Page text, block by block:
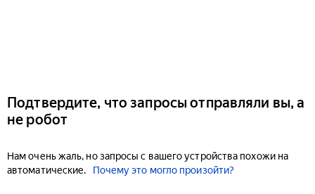
Подтвердите, что запросы отправляли вы, а
не робот
Нам очень жаль, но запросы с вашего устройства похожи на
автоматические.
Почему это могло произойти?